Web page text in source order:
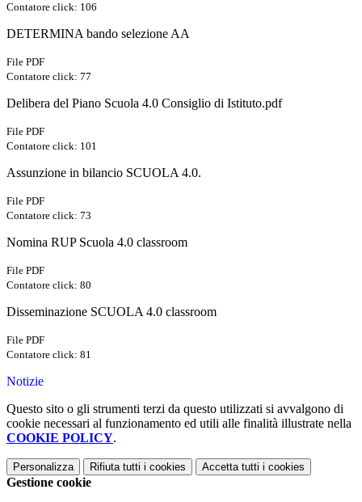
Contatore click: 106
DETERMINA bando selezione AA
File PDF
Contatore click: 77
Delibera del Piano Scuola 4.0 Consiglio di Istituto.pdf
File PDF
Contatore click: 101
Assunzione in bilancio SCUOLA 4.0.
File PDF
Contatore click: 73
Nomina RUP Scuola 4.0 classroom
File PDF
Contatore click: 80
Disseminazione SCUOLA 4.0 classroom
File PDF
Contatore click: 81
Notizie
Questo sito o gli strumenti terzi da questo utilizzati si avvalgono di
cookie necessari al funzionamento ed utili alle finalità illustrate nella
COOKIE POLICY.
Personalizza Rifiuta tutti i cookies Accetta tutti i cookies
Gestione cookie